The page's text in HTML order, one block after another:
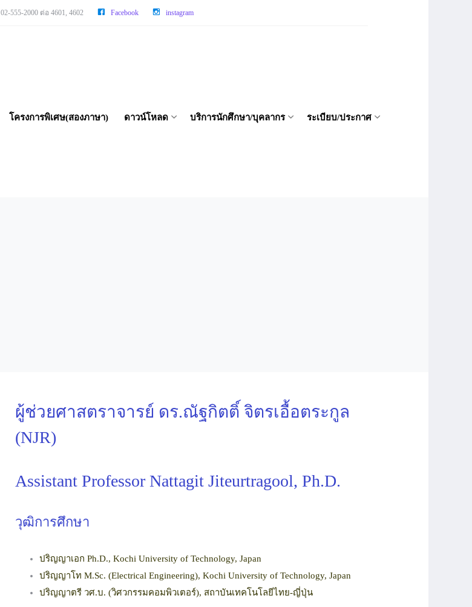
02-555-2000 ต่อ 4601, 4602 Facebook instagram
โครงการพิเศษ(สองภาษา) ดาวน์โหลด บริการนักศึกษา/บุคลากร ระเบียบ/ประกาศ
ผู้ช่วยศาสตราจารย์ ดร.ณัฐกิตติ์ จิตรเอื้อตระกูล
(NJR)
Assistant Professor Nattagit Jiteurtragool, Ph.D.
วุฒิการศึกษา
ปริญญาเอก Ph.D., Kochi University of Technology, Japan
ปริญญาโท M.Sc. (Electrical Engineering), Kochi University of Technology, Japan
ปริญญาตรี วศ.บ. (วิศวกรรมคอมพิวเตอร์), สถาบันเทคโนโลยีไทย-ญี่ปุ่น